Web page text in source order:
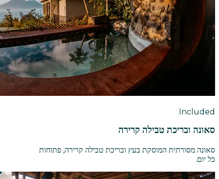
Included
סאונה ובריכת טבילה קרירה
סאונה מסורתית המוסקת בעץ ובריכת טבילה קרירה, פתוחות
כל יום.